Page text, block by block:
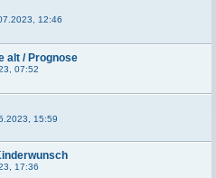
12:46
alt / Prognose
07:52
15:59
17:36